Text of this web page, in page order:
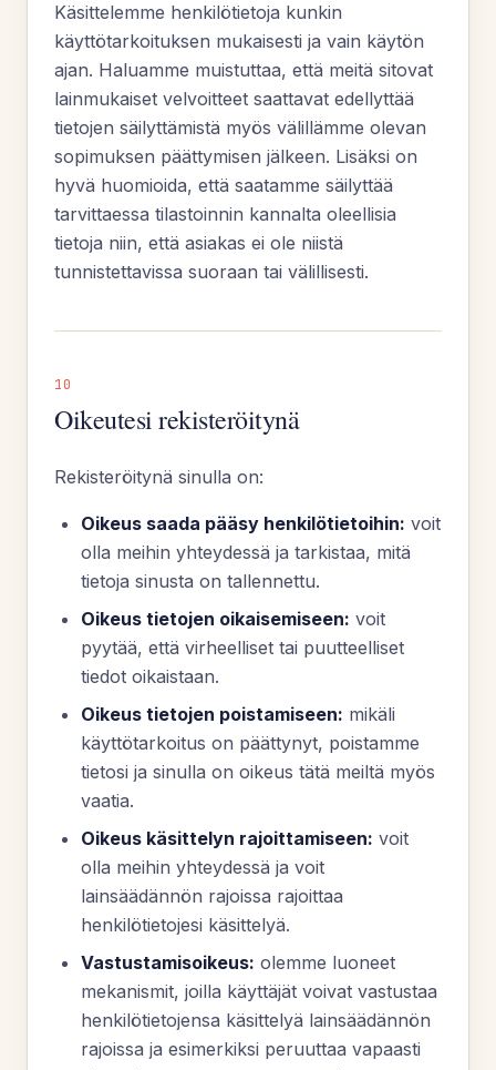
Käsittelemme henkilötietoja kunkin
käyttötarkoituksen mukaisesti ja vain käytön
ajan. Haluamme muistuttaa, että meitä sitovat
lainmukaiset velvoitteet saattavat edellyttää
tietojen säilyttämistä myös välillämme olevan
sopimuksen päättymisen jälkeen. Lisäksi on
hyvä huomioida, että saatamme säilyttää
tarvittaessa tilastoinnin kannalta oleellisia
tietoja niin, että asiakas ei ole niistä
tunnistettavissa suoraan tai välillisesti.
10
Oikeutesi rekisteröitynä
Rekisteröitynä sinulla on:
Oikeus saada pääsy henkilötietoihin: voit
olla meihin yhteydessä ja tarkistaa, mitä
tietoja sinusta on tallennettu.
Oikeus tietojen oikaisemiseen: voit
pyytää, että virheelliset tai puutteelliset
tiedot oikaistaan.
Oikeus tietojen poistamiseen: mikäli
käyttötarkoitus on päättynyt, poistamme
tietosi ja sinulla on oikeus tätä meiltä myös
vaatia.
Oikeus käsittelyn rajoittamiseen: voit
olla meihin yhteydessä ja voit
lainsäädännön rajoissa rajoittaa
henkilötietojesi käsittelyä.
Vastustamisoikeus: olemme luoneet
mekanismit, joilla käyttäjät voivat vastustaa
henkilötietojensa käsittelyä lainsäädännön
rajoissa ja esimerkiksi peruuttaa vapaasti